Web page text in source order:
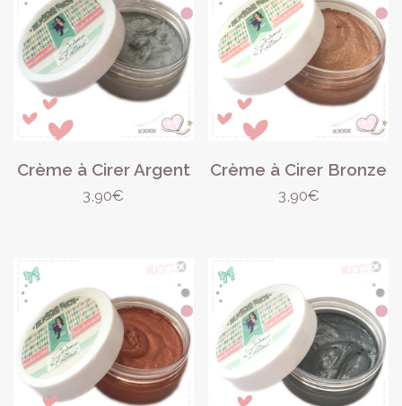
Crème à Cirer Argent
3,90€
Crème à Cirer Bronze
3,90€